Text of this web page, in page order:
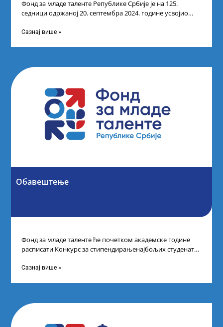
Фонд за младе таленте Републике Србије је на 125.
седници одржаној 20. септембра 2024. године усвојио
Сазнај више »
Обавештење
Фонд за младе таленте ће почетком академске године
расписати Конкурс за стипендирањенајбољих студената
Сазнај више »